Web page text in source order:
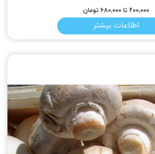
۲۰۰,۰۰۰ تا ۶۸۰,۰۰۰ تومان
اطلاعات بیشتر